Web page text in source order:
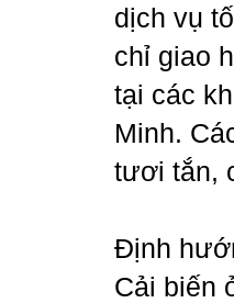
dịch vụ
chỉ giao
tại các
Minh.
tươi tắn,
Định
Cải biến